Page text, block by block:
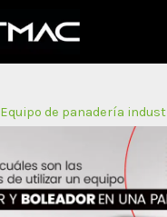
Equipo de panadería